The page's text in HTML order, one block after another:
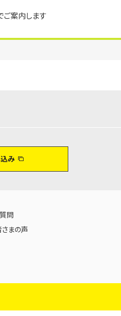
ご案内します
み
問
まの声